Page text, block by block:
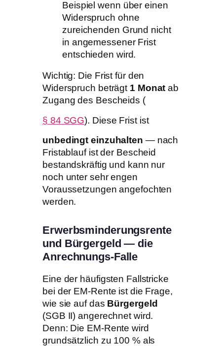
Beispiel wenn über einen
Widerspruch ohne
zureichenden Grund nicht
in angemessener Frist
entschieden wird.
Wichtig: Die Frist für den
Widerspruch beträgt 1 Monat ab
Zugang des Bescheids (
§ 84 SGG). Diese Frist ist
unbedingt einzuhalten — nach
Fristablauf ist der Bescheid
bestandskräftig und kann nur
noch unter sehr engen
Voraussetzungen angefochten
werden.
Erwerbsminderungsrente
und Bürgergeld — die
Anrechnungs-Falle
Eine der häufigsten Fallstricke
bei der EM-Rente ist die Frage,
wie sie auf das Bürgergeld
(SGB II) angerechnet wird.
Denn: Die EM-Rente wird
grundsätzlich zu 100 % als